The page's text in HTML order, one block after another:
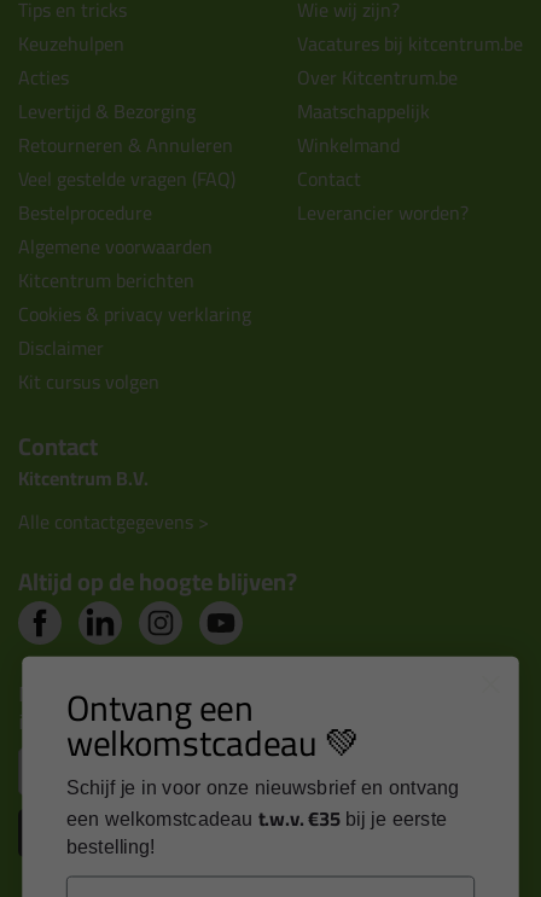
Tips en tricks
Keuzehulpen
Acties
Levertijd & Bezorging
Retourneren & Annuleren
Veel gestelde vragen (FAQ)
Bestelprocedure
Algemene voorwaarden
Kitcentrum berichten
Cookies & privacy verklaring
Disclaimer
Kit cursus volgen
Wie wij zijn?
Vacatures bij kitcentrum.be
Over Kitcentrum.be
Maatschappelijk
Winkelmand
Contact
Leverancier worden?
Contact
Kitcentrum B.V.
Alle contactgegevens >
Altijd op de hoogte blijven?
Nieuws, tips en exclusieve deals rechtstreeks in je
inbox
Inschrijven
Ontvang een
welkomstcadeau 💚
Schijf je in voor onze nieuwsbrief en ontvang
een welkomstcadeau t.w.v. €35 bij je eerste
bestelling!
Email